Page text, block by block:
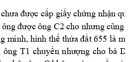
chưa được cấp giấy chứng nhận quy
được ông C2 cho nhưng cũng
minh, hình thể thửa đất 655 là mộ
ông T1 chuyển nhượng cho bà D